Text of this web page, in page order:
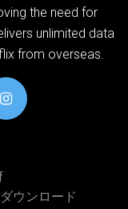
the need for
unlimited data
from overseas.
ウンロード